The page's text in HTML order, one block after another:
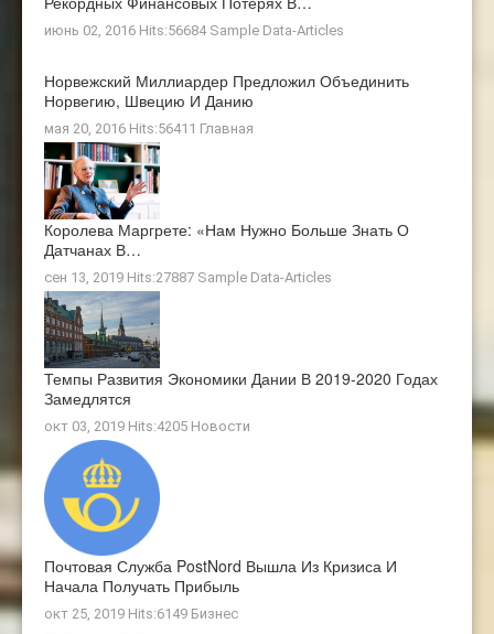
июнь 02, 2016 Hits:56684 Sample Data-Articles
Норвежский Миллиардер Предложил Объединить
Норвегию, Швецию И Данию
мая 20, 2016 Hits:56411 Главная
Королева Маргрете: «Нам Нужно Больше Знать О
Датчанах В…
сен 13, 2019 Hits:27887 Sample Data-Articles
Темпы Развития Экономики Дании В 2019-2020 Годах
Замедлятся
окт 03, 2019 Hits:4205 Новости
Почтовая Служба PostNord Вышла Из Кризиса И
Начала Получать Прибыль
окт 25, 2019 Hits:6149 Бизнес